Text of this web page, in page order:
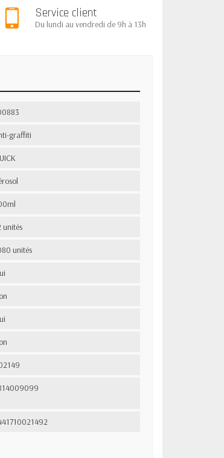
Service client
Du lundi au vendredi de 9h à 13h
graffiti
unités
unités